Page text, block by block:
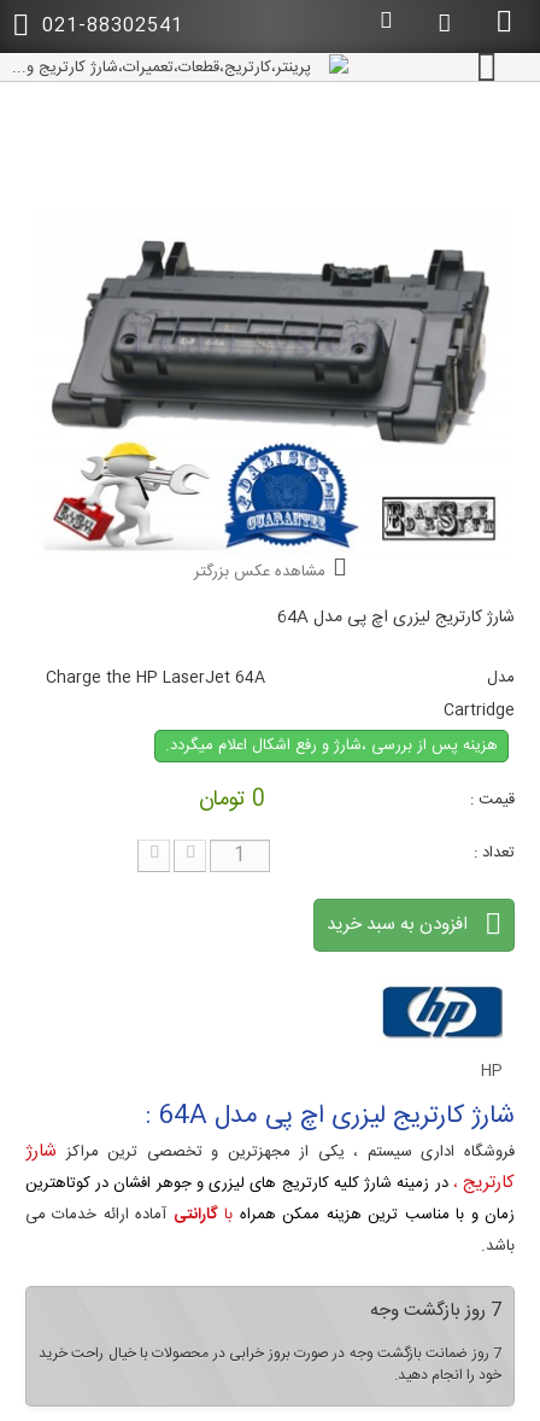
021-88302541
مشاهده عکس بزرگتر
شارژ کارتریج لیزری اچ پی مدل 64A
مدل
Charge the HP LaserJet 64A
Cartridge
هزینه پس از بررسی ،شارژ و رفع اشکال اعلام میگردد.
قیمت : 0 تومان
تعداد :
افزودن به سبد خرید
HP
شارژ کارتریج لیزری اچ پی مدل 64A :
فروشگاه اداری سیستم ، یکی از مجهزترین و تخصصی ترین مراکز شارژ
کارتریج،در زمینه شارژ کلیه کارتریج های لیزری و جوهر افشان در کوتاهترین
زمان و با مناسب ترین هزینه ممکن همراه باگارانتی آماده ارائه خدمات می
باشد.
7 روز بازگشت وجه
7 روز ضمانت بازگشت وجه در صورت بروز خرابی در محصولات با خیال راحت خرید
خود را انجام دهید.